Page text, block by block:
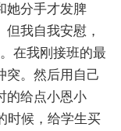
她分手才发脾
我自我安慰，
在我刚接班的最
突。然后用自己
的给点小恩小
时候，给学生买